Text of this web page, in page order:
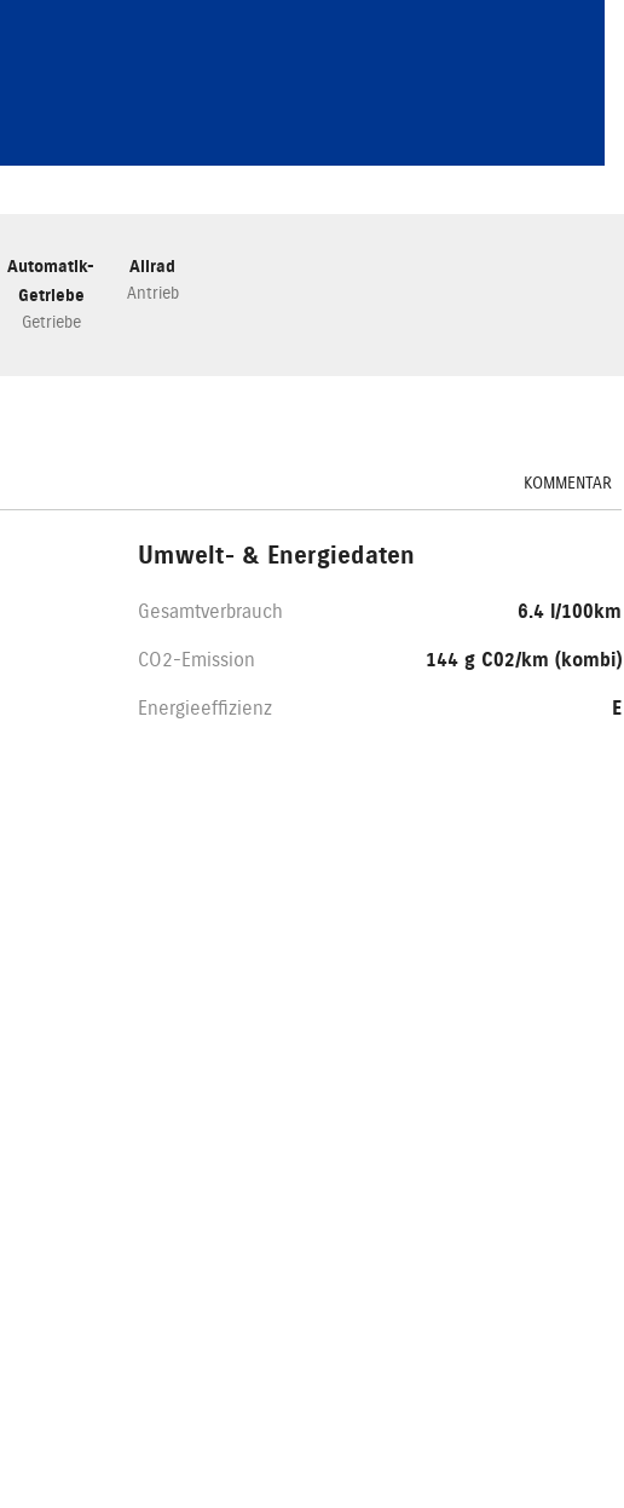
Automatik-
Getriebe
Getriebe
Allrad
Antrieb
KOMMENTAR
Umwelt- & Energiedaten
Gesamtverbrauch
6.4 l/100km
CO2-Emission
144 g C02/km (kombi)
Energieeffizienz
E